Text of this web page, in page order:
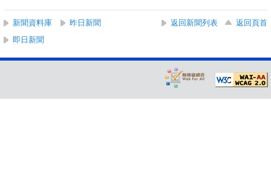
新聞資料庫 昨日新聞 返回新聞列表
返回頁首
即日新聞